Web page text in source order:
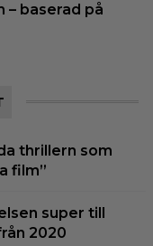
– baserad på
thrillern som
film”
super till
2020